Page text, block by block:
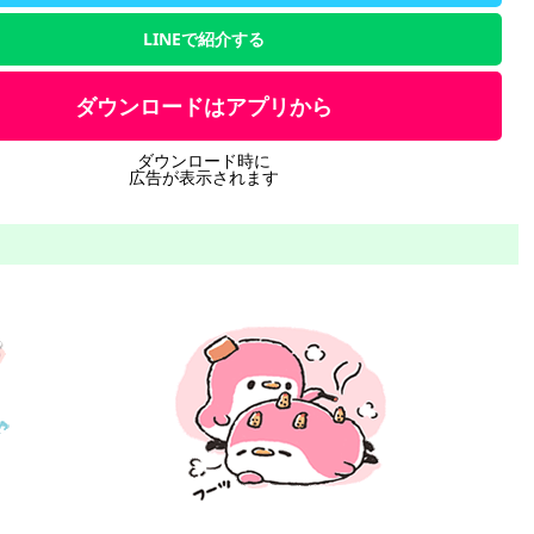
LINEで紹介する
ダウンロードはアプリから
ダウンロード時に
広告が表示されます